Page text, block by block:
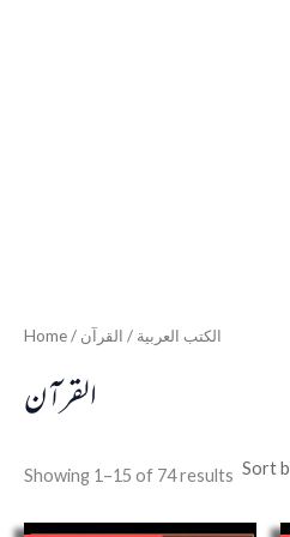
Home/ الكتب العربية / القرآن
القرآن
Showing 1–15 of 74 results
Original
Current